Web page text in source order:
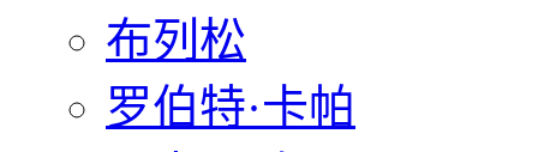
布列松
罗伯特·卡帕